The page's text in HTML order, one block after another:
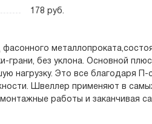
178 руб.
грани, без уклона. Основной
нагрузку. Это все благодаря
Швеллер применяют в
работы и заканчивая